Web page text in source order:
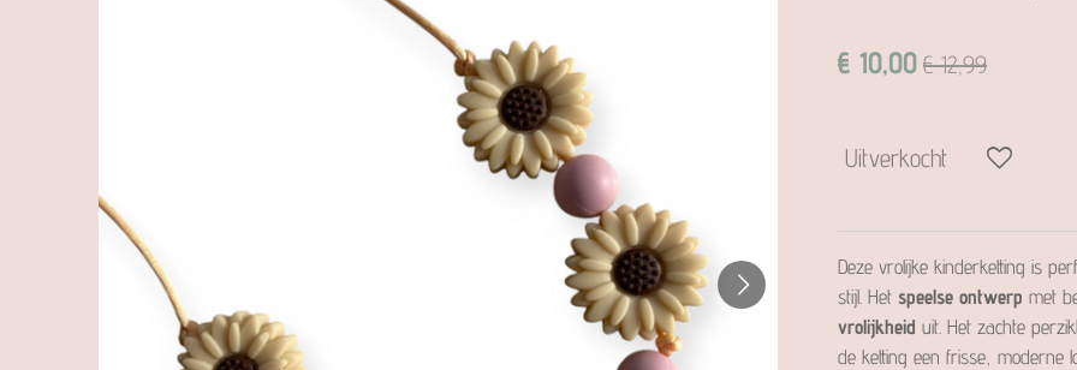
€ 10,00 € 12,99
Uitverkocht
Deze vrolijke kinderketting is
stijl. Het speelse ontwerp met
vrolijkheid uit. Het zachte
de ketting een frisse, moderne